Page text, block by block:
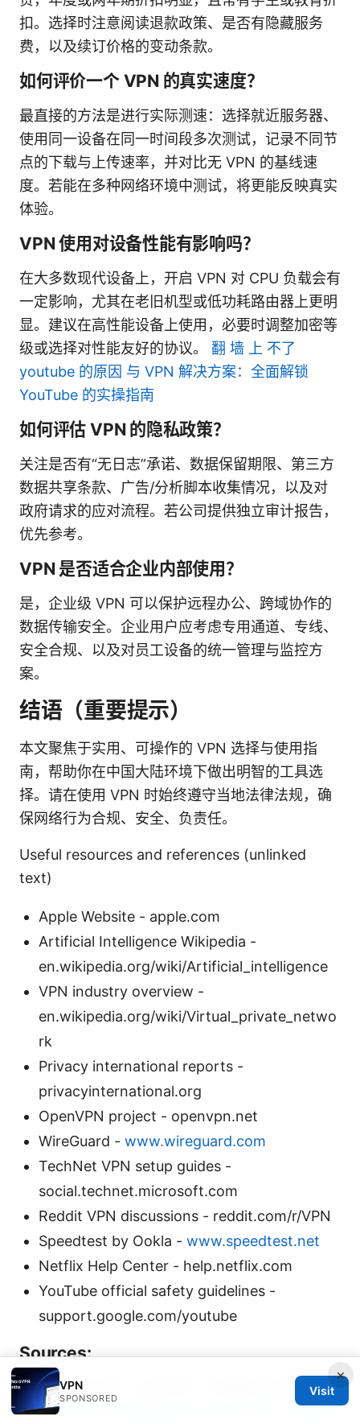
扣。选择时注意阅读退款政策、是否有隐藏服务
费，以及续订价格的变动条款。
如何评价一个 VPN 的真实速度？
最直接的方法是进行实际测速：选择就近服务器、
使用同一设备在同一时间段多次测试，记录不同节
点的下载与上传速率，并对比无 VPN 的基线速
度。若能在多种网络环境中测试，将更能反映真实
体验。
VPN 使用对设备性能有影响吗？
在大多数现代设备上，开启 VPN 对 CPU 负载会有
一定影响，尤其在老旧机型或低功耗路由器上更明
显。建议在高性能设备上使用，必要时调整加密等
级或选择对性能友好的协议。 翻 墙 上 不了
youtube 的原因 与 VPN 解决方案：全面解锁
YouTube 的实操指南
如何评估 VPN 的隐私政策？
关注是否有“无日志”承诺、数据保留期限、第三方
数据共享条款、广告/分析脚本收集情况，以及对
政府请求的应对流程。若公司提供独立审计报告，
优先参考。
VPN 是否适合企业内部使用？
是，企业级 VPN 可以保护远程办公、跨域协作的
数据传输安全。企业用户应考虑专用通道、专线、
安全合规、以及对员工设备的统一管理与监控方
案。
结语（重要提示）
本文聚焦于实用、可操作的 VPN 选择与使用指
南，帮助你在中国大陆环境下做出明智的工具选
择。请在使用 VPN 时始终遵守当地法律法规，确
保网络行为合规、安全、负责任。
Useful resources and references (unlinked
text)
Apple Website - apple.com
Artificial Intelligence Wikipedia -
en.wikipedia.org/wiki/Artificial_intelligence
VPN industry overview -
en.wikipedia.org/wiki/Virtual_private_netwo
rk
Privacy international reports -
privacyinternational.org
OpenVPN project - openvpn.net
WireGuard - www.wireguard.com
TechNet VPN setup guides -
social.technet.microsoft.com
Reddit VPN discussions - reddit.com/r/VPN
Speedtest by Ookla - www.speedtest.net
Netflix Help Center - help.netflix.com
YouTube official safety guidelines -
support.google.com/youtube
Sources:
Vpn加速器试用：全面评测、实操要点与常见问题
全解2025年中国最佳翻墙vpn软件评测：畅游网
×
VPN
SPONSORED
Visit